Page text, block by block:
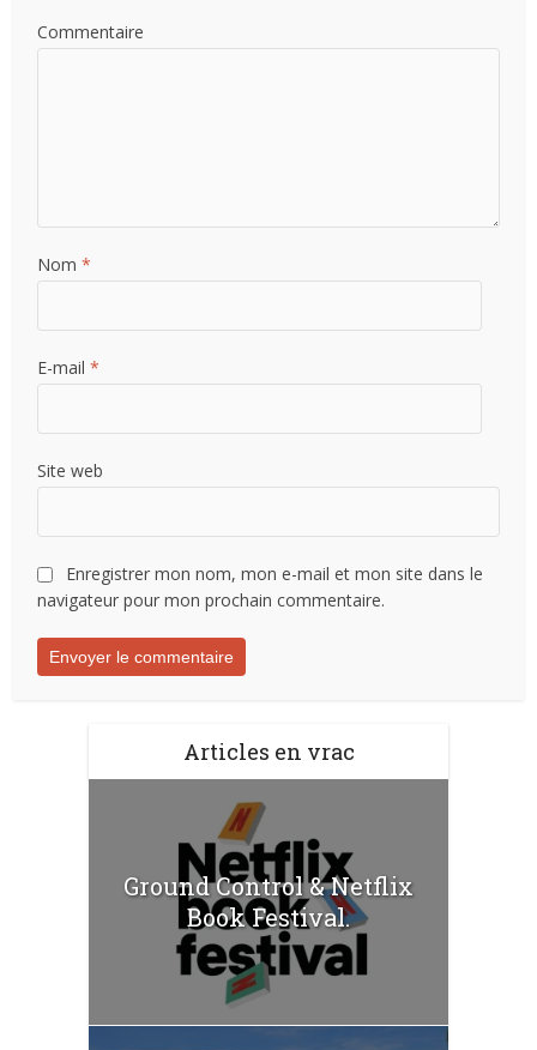
Commentaire
Nom*
E-mail*
Site web
Enregistrer mon nom, mon e-mail et mon site dans le
navigateur pour mon prochain commentaire.
Articles en vrac
Ground Control & Netflix
Book Festival.